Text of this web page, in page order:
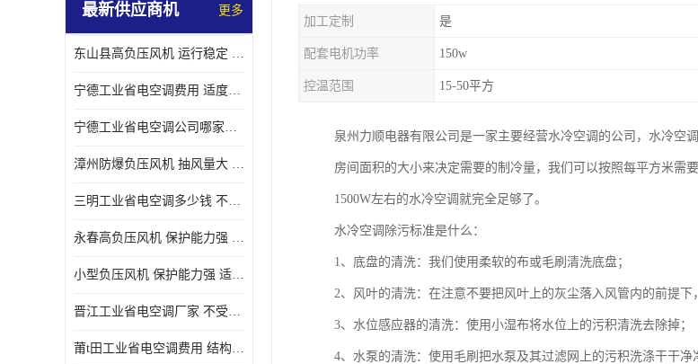
最新供应商机 更多
东山县高负压风机 运行稳定 耐高温 防腐蚀
宁德工业省电空调费用 适度较高 节省占用空间
宁德工业省电空调公司哪家好 适度较高 结构紧凑 美观
漳州防爆负压风机 抽风量大 通风降温效果好
三明工业省电空调多少钱 不受管长限制 保持空气湿润
永春高负压风机 保护能力强 体积大 风道大
小型负压风机 保护能力强 适用面积广
晋江工业省电空调厂家 不受管长限制 节省占用空间
莆t田工业省电空调费用 结构紧凑 美观 能耗低 噪音小
加工定制 是
配套电机功率 150w
控温范围 15-50平方
泉州力顺电器有限公司是一家主要经营水冷空调的公司，水冷空
房间面积的大小来决定需要的制冷量，我们可以按照每平方米需
1500W左右的水冷空调就完全足够了。
水冷空调除污标准是什么：
1、底盘的清洗：我们使用柔软的布或毛刷清洗底盘；
2、风叶的清洗：在注意不要把风叶上的灰尘落入风管内的前提下
3、水位感应器的清洗：使用小湿布将水位上的污积清洗去除掉；
4、水泵的清洗：使用毛刷把水泵及其过滤网上的污积洗涤干干净